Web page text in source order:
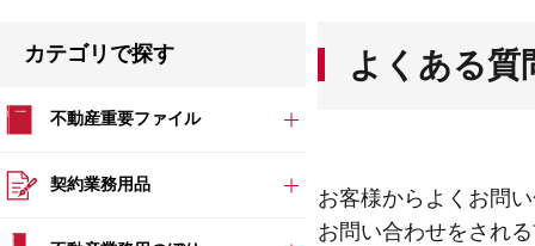
カテゴリで探す
不動産重要ファイル
契約業務用品
よくある質
お客様からよくお問
お問い合わせをされ